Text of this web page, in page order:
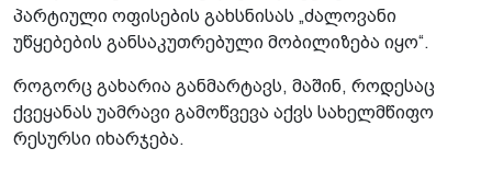
პარტიული ოფისების გახსნისას „ძალოვანი
უწყებების განსაკუთრებული მობილიზება იყო“.
როგორც გახარია განმარტავს, მაშინ, როდესაც
ქვეყანას უამრავი გამოწვევა აქვს სახელმწიფო
რესურსი იხარჯება.